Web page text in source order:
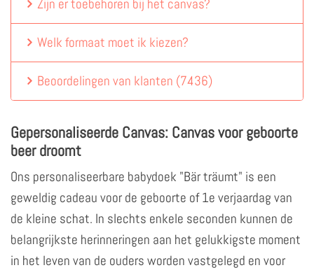
Zijn er toebehoren bij het canvas?
Welk formaat moet ik kiezen?
Beoordelingen van klanten (7436)
Gepersonaliseerde Canvas: Canvas voor geboorte
beer droomt
Ons personaliseerbare babydoek "Bär träumt" is een
geweldig cadeau voor de geboorte of 1e verjaardag van
de kleine schat. In slechts enkele seconden kunnen de
belangrijkste herinneringen aan het gelukkigste moment
in het leven van de ouders worden vastgelegd en voor